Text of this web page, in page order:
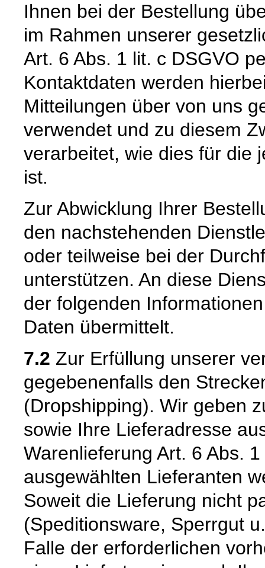
Ihnen bei der Bestellung
im Rahmen unserer
Art. 6 Abs. 1 lit. c DSGVO
Kontaktdaten werden
Mitteilungen über von uns
verwendet und zu diesem
verarbeitet, wie dies für die
ist.
Zur Abwicklung Ihrer
den nachstehenden
oder teilweise bei der
unterstützen. An diese
der folgenden
Daten übermittelt.
7.2 Zur Erfüllung unserer
gegebenenfalls den
(Dropshipping). Wir geben
sowie Ihre Lieferadresse
Warenlieferung Art. 6 Abs.
ausgewählten Lieferanten
Soweit die Lieferung nicht
(Speditionsware, Sperrgut
Falle der erforderlichen